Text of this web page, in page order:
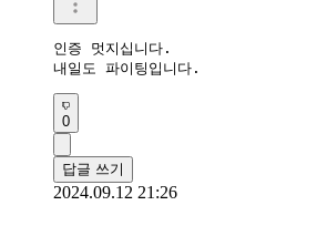
인증 멋지십니다.
내일도 파이팅입니다.
0
답글 쓰기
2024.09.12 21:26